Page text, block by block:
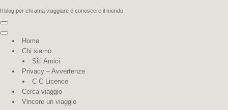
Il blog per chi ama viaggiare e conoscere il mondo
Menu di navigazione
Menu di navigazione
Home
Chi siamo
Siti Amici
Privacy – Avvertenze
C C Licence
Cerca viaggio
Vincere un viaggio